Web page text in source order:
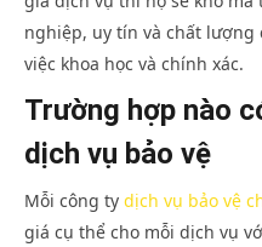
nghiệp, uy tín và chất
việc khoa học và chính xác.
Trường hợp nào
dịch vụ bảo vệ
Mỗi công ty dịch vụ bảo vệ
giá cụ thể cho mỗi dịch vụ